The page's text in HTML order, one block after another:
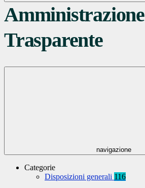
Amministrazione
Trasparente
navigazione
Categorie
Disposizioni generali 116